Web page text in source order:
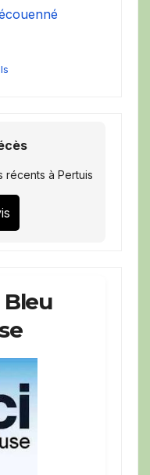
récents à Pertuis
Bleu